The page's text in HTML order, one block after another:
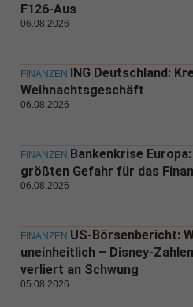
F126-Aus
06.08.2026
FINANZEN
ING Deutschland:
Weihnachtsgeschäft
06.08.2026
FINANZEN Bankenkrise
größten Gefahr für das
06.08.2026
FINANZEN US-Börsenbericht:
uneinheitlich – Disney-
verliert an Schwung
05.08.2026